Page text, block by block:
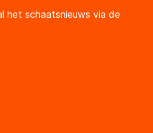
het schaatsnieuws via de